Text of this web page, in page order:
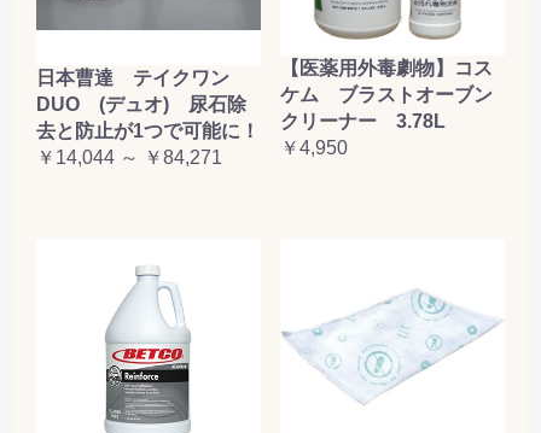
日本曹達 テイクワン
DUO (デュオ) 尿石除
去と防止が1つで可能に！
￥14,044 ～ ￥84,271
【医薬用外毒劇物】コス
ケム ブラストオーブン
クリーナー 3.78L
￥4,950